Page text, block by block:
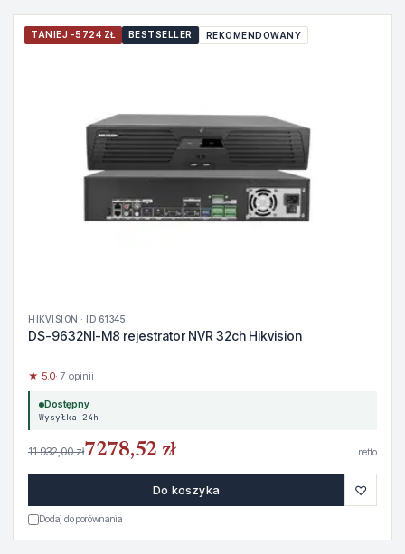
TANIEJ -5724 ZŁ BESTSELLER REKOMENDOWANY
HIKVISION · ID 61345
DS-9632NI-M8 rejestrator NVR 32ch Hikvision
★ 5.0· 7 opinii
Dostępny
Wysyłka 24h
11 932,00 zł7278,52 zł netto
Do koszyka ♡
Dodaj do porównania